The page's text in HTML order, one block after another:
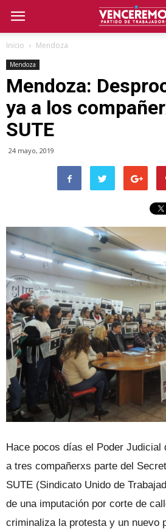
Inicio Mendoza
Mendoza
Mendoza:
ya a los
SUTE
24 mayo, 2019
Hace pocos días el Poder Judicial
a tres compañerxs parte del
SUTE (Sindicato Unido de
de una imputación por corte de
criminaliza la protesta y un nuevo